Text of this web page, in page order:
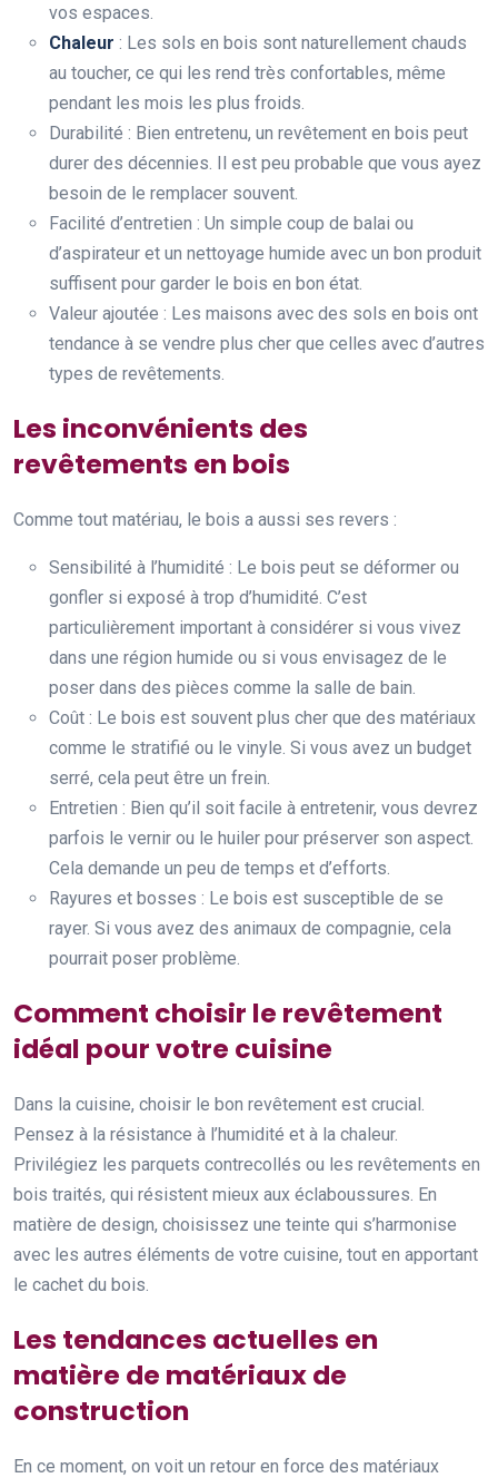
vos espaces.
Chaleur : Les sols en bois sont naturellement chauds
au toucher, ce qui les rend très confortables, même
pendant les mois les plus froids.
Durabilité : Bien entretenu, un revêtement en bois peut
durer des décennies. Il est peu probable que vous ayez
besoin de le remplacer souvent.
Facilité d’entretien : Un simple coup de balai ou
d’aspirateur et un nettoyage humide avec un bon produit
suffisent pour garder le bois en bon état.
Valeur ajoutée : Les maisons avec des sols en bois ont
tendance à se vendre plus cher que celles avec d’autres
types de revêtements.
Les inconvénients des
revêtements en bois
Comme tout matériau, le bois a aussi ses revers :
Sensibilité à l’humidité : Le bois peut se déformer ou
gonfler si exposé à trop d’humidité. C’est
particulièrement important à considérer si vous vivez
dans une région humide ou si vous envisagez de le
poser dans des pièces comme la salle de bain.
Coût : Le bois est souvent plus cher que des matériaux
comme le stratifié ou le vinyle. Si vous avez un budget
serré, cela peut être un frein.
Entretien : Bien qu’il soit facile à entretenir, vous devrez
parfois le vernir ou le huiler pour préserver son aspect.
Cela demande un peu de temps et d’efforts.
Rayures et bosses : Le bois est susceptible de se
rayer. Si vous avez des animaux de compagnie, cela
pourrait poser problème.
Comment choisir le revêtement
idéal pour votre cuisine
Dans la cuisine, choisir le bon revêtement est crucial.
Pensez à la résistance à l’humidité et à la chaleur.
Privilégiez les parquets contrecollés ou les revêtements en
bois traités, qui résistent mieux aux éclaboussures. En
matière de design, choisissez une teinte qui s’harmonise
avec les autres éléments de votre cuisine, tout en apportant
le cachet du bois.
Les tendances actuelles en
matière de matériaux de
construction
En ce moment, on voit un retour en force des matériaux